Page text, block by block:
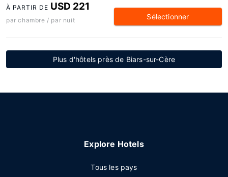
À PARTIR DE USD 221
par chambre / par nuit Sélectionner
Plus d'hôtels près de Biars-sur-Cère
Explore Hotels
Tous les pays